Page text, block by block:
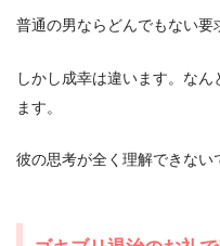
普通の男ならどんでもない要
しかし成幸は違います。な
ます。
彼の思考が全く理解できない